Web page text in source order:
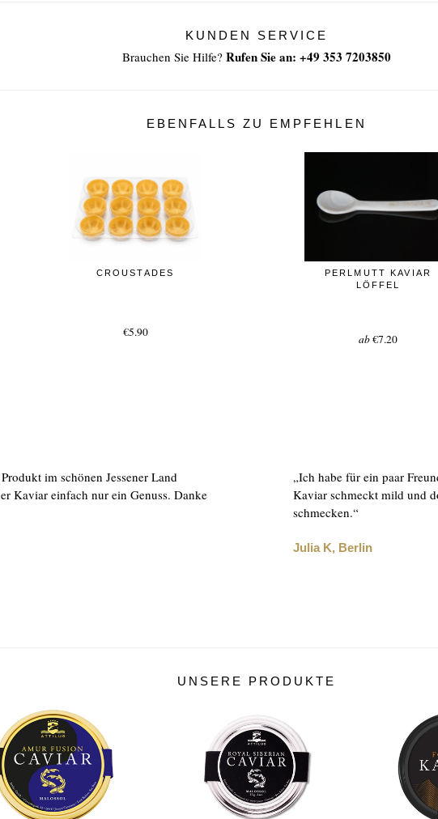
KUNDEN SERVICE
Brauchen Sie Hilfe? Rufen Sie an: +49 353 7203850
EBENFALLS ZU EMPFEHLEN
CROUSTADES
€5.90
PERLMUTT KAVIAR
LÖFFEL
ab€7.20
im schönen Jessener Land
Kaviar einfach nur ein Genuss. Danke
„Ich habe für ein paar
Kaviar schmeckt mild und
schmecken.“
Julia K, Berlin
UNSERE PRODUKTE